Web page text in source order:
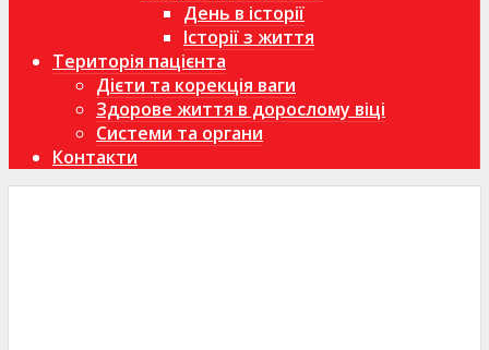
День в історії
Історії з життя
Територія пацієнта
Дієти та корекція ваги
Здорове життя в дорослому віці
Системи та органи
Контакти